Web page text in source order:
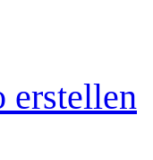
erstellen